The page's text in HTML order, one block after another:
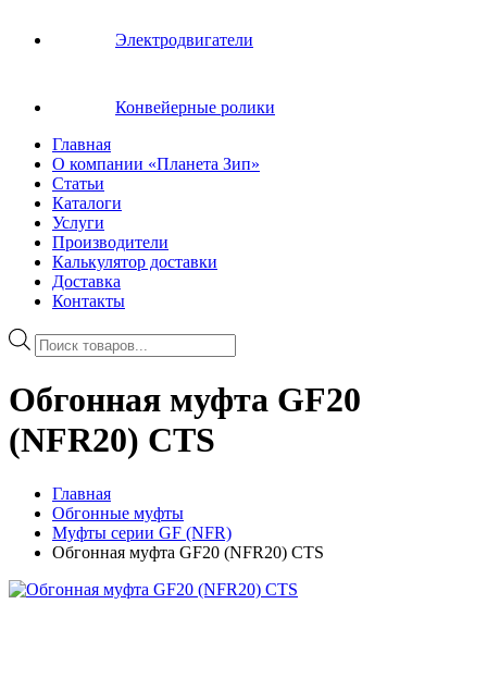
Электродвигатели
Конвейерные ролики
Главная
О компании «Планета Зип»
Статьи
Каталоги
Услуги
Производители
Калькулятор доставки
Доставка
Контакты
Поиск
товаров
Обгонная муфта GF20
(NFR20) CTS
Главная
Обгонные муфты
Муфты серии GF (NFR)
Обгонная муфта GF20 (NFR20) CTS